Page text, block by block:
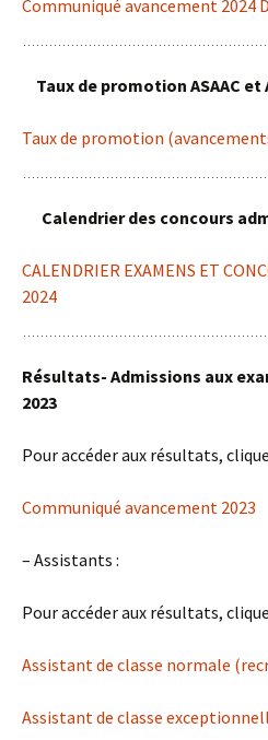
Communiqué avancement 2024
Taux de promotion ASAAC et
Taux de promotion
Calendrier des concours
CALENDRIER EXAMENS ET
2024
Résultats- Admissions aux
2023
Pour accéder aux résultats,
Communiqué avancement 2023
– Assistants :
Pour accéder aux résultats,
Assistant de classe normale
Assistant de classe